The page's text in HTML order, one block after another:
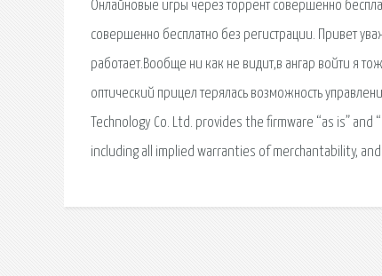
Онлайновые игры через торрент совершенно
совершенно бесплатно без регистрации. Привет
работает.Вообще ни как не видит,в ангар войти я
оптический прицел терялась возможность
Technology Co. Ltd. provides the firmware “as is”
including all implied warranties of merchantability,